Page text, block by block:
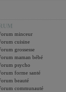
minceur
cuisine
grossesse
maman bébé
psycho
forme santé
beauté
communauté